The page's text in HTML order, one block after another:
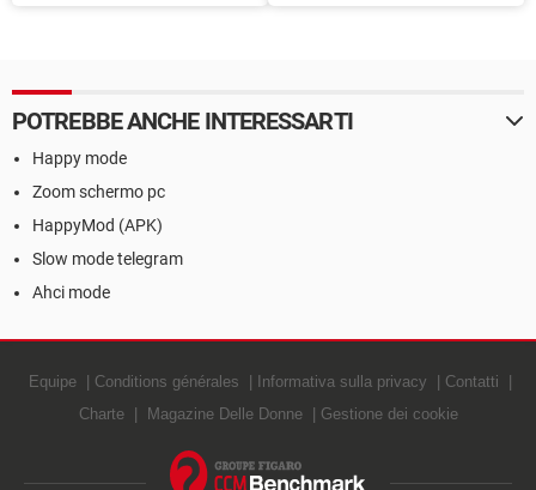
POTREBBE ANCHE INTERESSARTI
Happy mode
Zoom schermo pc
HappyMod (APK)
Slow mode telegram
Ahci mode
Equipe Conditions générales Informativa sulla privacy
Contatti
Charte
Magazine Delle Donne Gestione dei cookie